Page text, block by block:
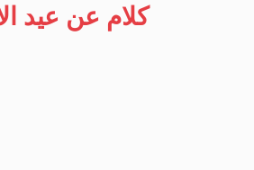
كلام عن عيد